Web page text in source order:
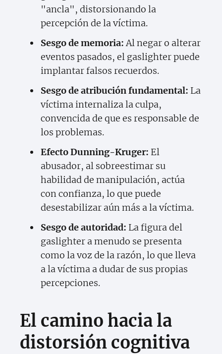
"ancla", distorsionando la
percepción de la víctima.
Sesgo de memoria:Al negar o alterar
eventos pasados, el gaslighter puede
implantar falsos recuerdos.
Sesgo de atribución fundamental: La
víctima internaliza la culpa,
convencida de que es responsable de
los problemas.
Efecto Dunning-Kruger: El
abusador, al sobreestimar su
habilidad de manipulación, actúa
con confianza, lo que puede
desestabilizar aún más a la víctima.
Sesgo de autoridad: La figura del
gaslighter a menudo se presenta
como la voz de la razón, lo que lleva
a la víctima a dudar de sus propias
percepciones.
El camino hacia la
distorsión cognitiva